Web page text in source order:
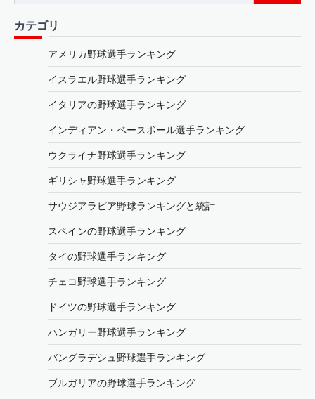
for:
カテゴリ
アメリカ野球選手ランキング
イスラエル野球選手ランキング
イタリアの野球選手ランキング
インディアン・ベースボール選手ランキング
ウクライナ野球選手ランキング
ギリシャ野球選手ランキング
サウジアラビア野球ランキングと統計
スペインの野球選手ランキング
タイの野球選手ランキング
チェコ野球選手ランキング
ドイツの野球選手ランキング
ハンガリー野球選手ランキング
バングラデシュ野球選手ランキング
ブルガリアの野球選手ランキング